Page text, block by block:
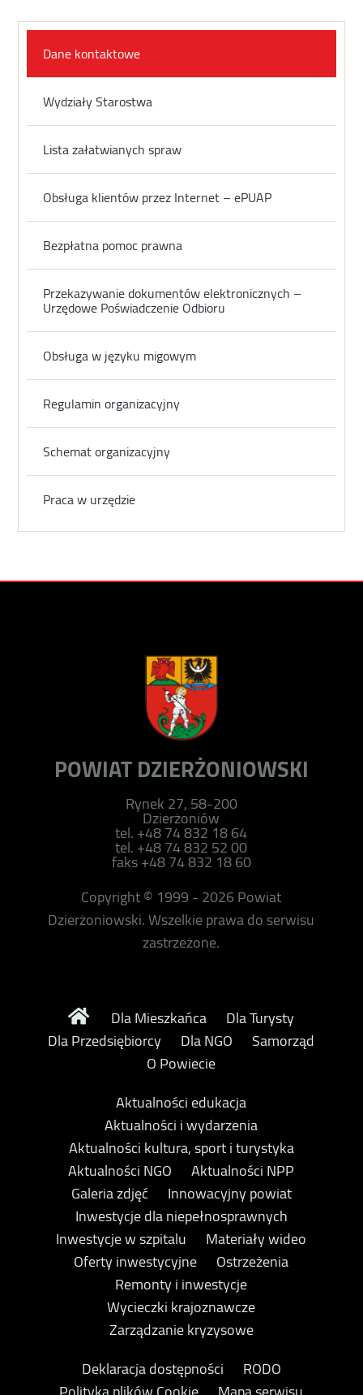
Dane kontaktowe
Wydziały Starostwa
Lista załatwianych spraw
Obsługa klientów przez Internet – ePUAP
Bezpłatna pomoc prawna
Przekazywanie dokumentów elektronicznych –
Urzędowe Poświadczenie Odbioru
Obsługa w języku migowym
Regulamin organizacyjny
Schemat organizacyjny
Praca w urzędzie
POWIAT DZIERŻONIOWSKI
Rynek 27, 58-200
Dzierżoniów
tel. +48 74 832 18 64
tel. +48 74 832 52 00
faks +48 74 832 18 60
Copyright © 1999 - 2026 Powiat
Dzierżoniowski. Wszelkie prawa do serwisu
zastrzeżone.
Dla Mieszkańca
Dla Turysty
Dla Przedsiębiorcy
Dla NGO
Samorząd
O Powiecie
Aktualności edukacja
Aktualności i wydarzenia
Aktualności kultura, sport i turystyka
Aktualności NGO
Aktualności NPP
Galeria zdjęć
Innowacyjny powiat
Inwestycje dla niepełnosprawnych
Inwestycje w szpitalu
Materiały wideo
Oferty inwestycyjne
Ostrzeżenia
Remonty i inwestycje
Wycieczki krajoznawcze
Zarządzanie kryzysowe
Deklaracja dostępności
RODO